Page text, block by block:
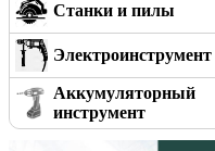
Станки и пилы
Электроинструмент
Аккумуляторный
инструмент